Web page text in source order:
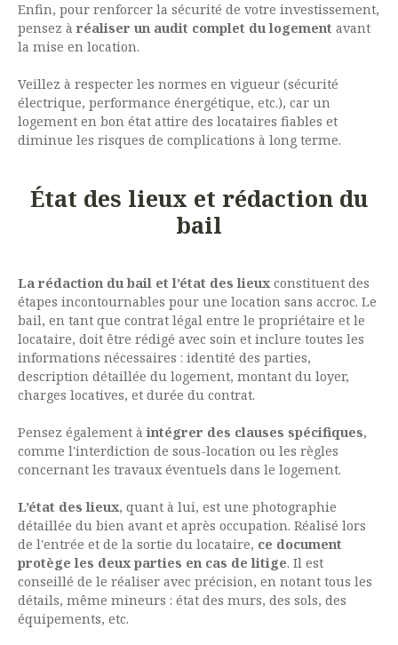
Enfin, pour renforcer la sécurité de votre investissement,
pensez à réaliser un audit complet du logement avant
la mise en location.
Veillez à respecter les normes en vigueur (sécurité
électrique, performance énergétique, etc.), car un
logement en bon état attire des locataires fiables et
diminue les risques de complications à long terme.
État des lieux et rédaction du
bail
La rédaction du bail et l’état des lieuxconstituent des
étapes incontournables pour une location sans accroc. Le
bail, en tant que contrat légal entre le propriétaire et le
locataire, doit être rédigé avec soin et inclure toutes les
informations nécessaires : identité des parties,
description détaillée du logement, montant du loyer,
charges locatives, et durée du contrat.
Pensez également àintégrer des clauses spécifiques,
comme l'interdiction de sous-location ou les règles
concernant les travaux éventuels dans le logement.
L’état des lieux, quant à lui, est une photographie
détaillée du bien avant et après occupation. Réalisé lors
de l'entrée et de la sortie du locataire, ce document
protège les deux parties en cas de litige. Il est
conseillé de le réaliser avec précision, en notant tous les
détails, même mineurs : état des murs, des sols, des
équipements, etc.